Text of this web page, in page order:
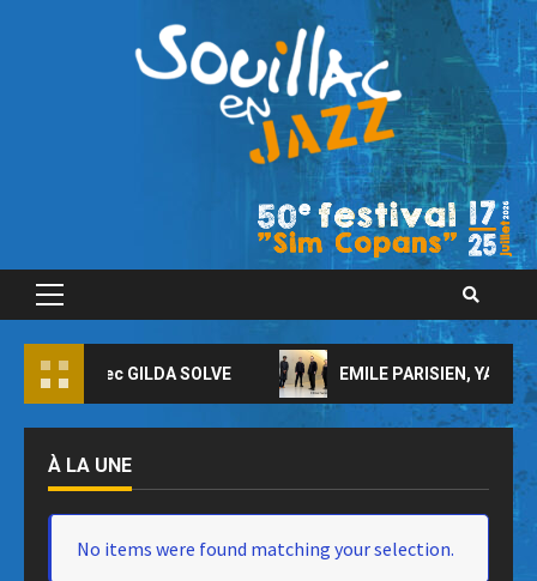
Primary
avec GILDA SOLVE EMILE PARISIEN, YARON
À LA UNE
No items were found matching your selection.